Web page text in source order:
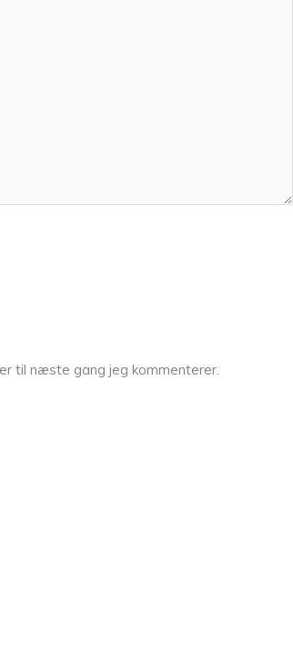
til næste gang jeg kommenterer.